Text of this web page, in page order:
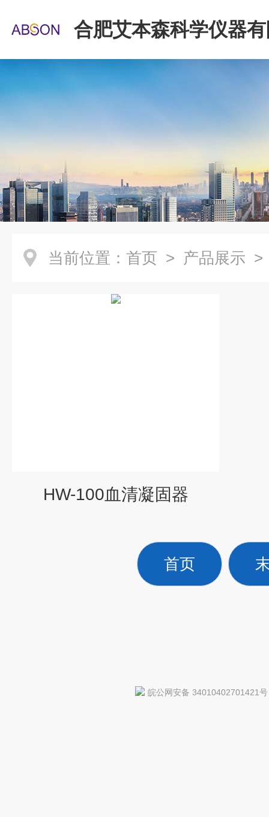
合肥艾本森科学仪器
当前位置： 首页 > 产品展示
HW-100血清凝固器
首页
皖公网安备 34010402701421号